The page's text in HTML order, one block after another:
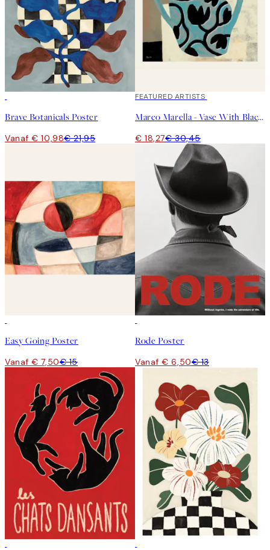
Brave Botanicals Poster
Vanaf € 10,98€ 21,95
40%*
FEATURED ARTISTS
Marco Marella - Vase With Black Flowers Poster
€ 18,27€ 30,45
Easy Going Poster
Vanaf € 7,50€ 15
Rode Poster
Vanaf € 6,50€ 13